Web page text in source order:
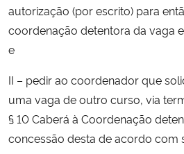
autorização (por escrito) para
coordenação detentora da vaga
e
II – pedir ao coordenador que
uma vaga de outro curso, via
§ 10 Caberá à Coordenação
concessão desta de acordo com